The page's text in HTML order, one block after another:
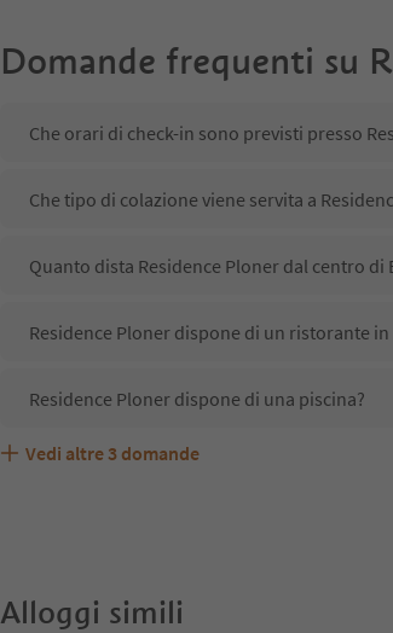
Domande frequenti su
Che orari di check-in sono previsti presso
Che tipo di colazione viene servita a
Quanto dista Residence Ploner dal centro di
Residence Ploner dispone di un ristorante in
Residence Ploner dispone di una piscina?
Residence Ploner accetta animali domestici?
Quali servizi/attività sono disponibili presso
Gli ospiti di Residence Ploner ricevono l'Alto
Vedi altre 3 domande
Alloggi simili